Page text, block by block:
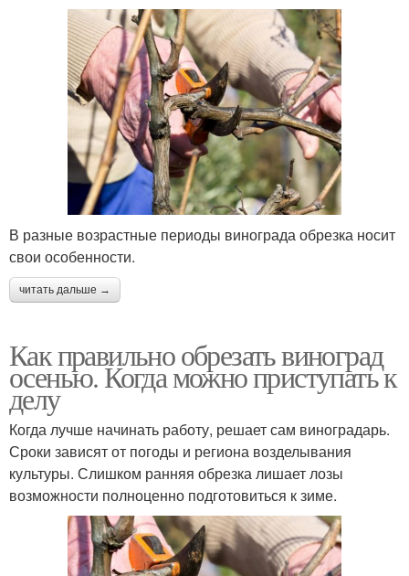
В разные возрастные периоды винограда обрезка носит
свои особенности.
читать дальше →
Как правильно обрезать виноград
осенью. Когда можно приступать к
делу
Когда лучше начинать работу, решает сам виноградарь.
Сроки зависят от погоды и региона возделывания
культуры. Слишком ранняя обрезка лишает лозы
возможности полноценно подготовиться к зиме.